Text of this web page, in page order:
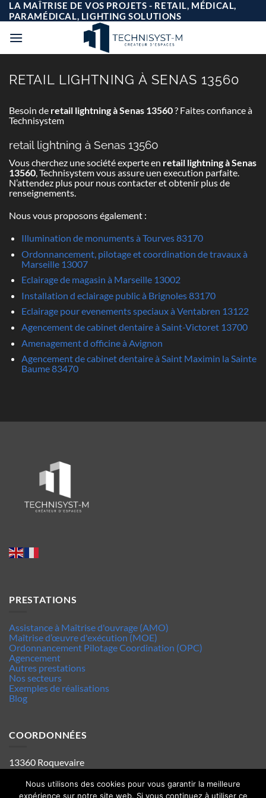
Passer
au
contenu
LA MAÎTRISE DE VOS PROJETS - RETAIL, MÉDICAL,
PARAMÉDICAL, LIGHTING SOLUTIONS
RETAIL LIGHTNING À SENAS 13560
Besoin de retail lightning à Senas 13560? Faites confiance à
Technisystem
retail lightning à Senas 13560
Vous cherchez une société experte en retail lightning à Senas
13560, Technisystem vous assure uen execution parfaite.
N’attendez plus pour nous contacter et obtenir plus de
renseignements.
Nous vous proposons également :
Illumination de monuments à Tourves 83170
Ordonnancement, pilotage et coordination de travaux à
Marseille 13007
Eclairage de magasin à Marseille 13002
Installation d eclairage public à Brignoles 83170
Eclairage pour evenements speciaux à Ventabren 13122
Agencement de cabinet dentaire à Saint-Victoret 13700
Amenagement d officine à Avignon
Agencement de cabinet dentaire à Saint Maximin la Sainte
Baume 83470
PRESTATIONS
Assistance à Maîtrise d'ouvrage (AMO)
Maîtrise d’œuvre d'exécution (MOE)
Ordonnancement Pilotage Coordination (OPC)
Agencement
Autres prestations
Nos secteurs
Exemples de réalisations
Blog
COORDONNÉES
13360 Roquevaire
Tel : 06.63.70.62.44
Mentions legales
Politique de confidentialité
Nous utilisons des cookies pour vous garantir la meilleure
expérience sur notre site web. Si vous continuez à utiliser ce